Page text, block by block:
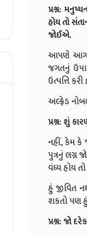
પ્રશ્ન:
હોય તો
જોઈએ.
આપણે આગળ
જગતનું
ઉત્પત્તિ
અલ્ફ્રેડ
પ્રશ્ન: શું
નહીં, કેમ કે
પુત્રનું લગ્ન
વંધ્ય હોય
હું જીવિત
શકતો પણ
પ્રશ્ન: જો